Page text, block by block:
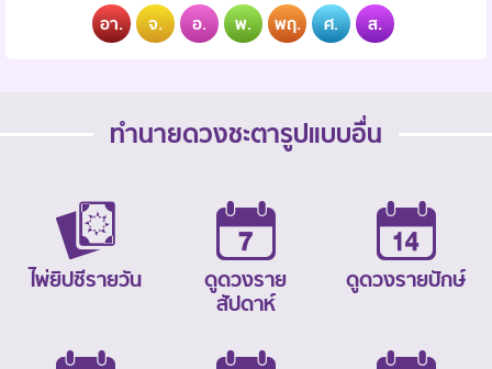
อา. จ. อ. พ. พฤ. ศ. ส.
ทำนายดวงชะตารูปแบบอื่น
ไพ่ยิปซีรายวัน
ดูดวงราย
สัปดาห์
ดูดวงรายปักษ์